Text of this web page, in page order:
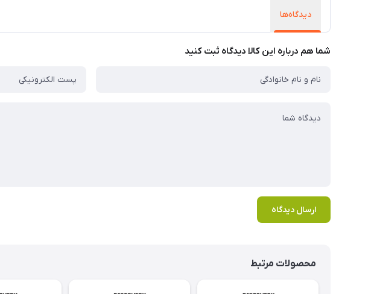
دیدگاه‌ها
شما هم درباره این کالا دیدگاه ثبت کنید
ارسال دیدگاه
محصولات مرتبط